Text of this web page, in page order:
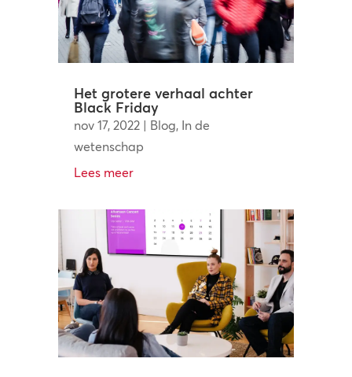
Het grotere verhaal achter
Black Friday
nov 17, 2022| Blog, In de
wetenschap
Lees meer